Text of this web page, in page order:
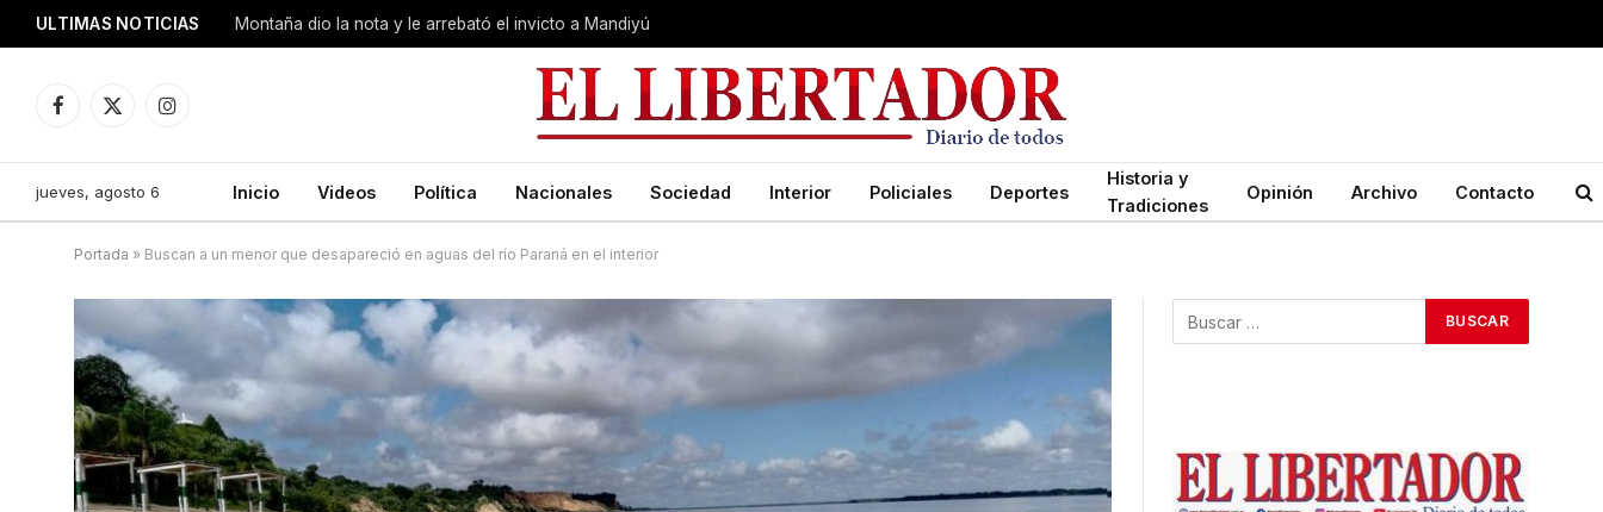
ULTIMAS NOTICIAS Montaña dio la nota y le arrebató el invicto a Mandiyú
Facebook
X
Instagram
jueves, agosto 6 Inicio Videos Política Nacionales Sociedad Interior Policiales Deportes
Historia y
Tradiciones
Opinión Archivo Contacto
Portada » Buscan a un menor que desapareció en aguas del río Paraná en el interior